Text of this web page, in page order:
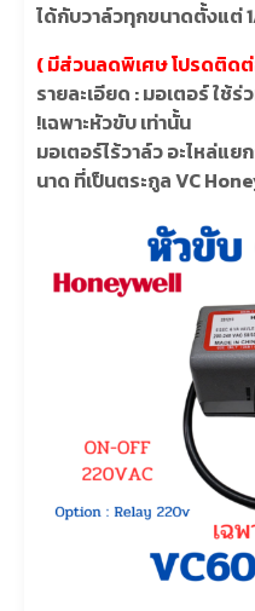
ได้กับวาล์วทุกขนาดตั้งแต่
( มีส่วนลดพิเศษ โปรดติด
รายละเอียด : มอเตอร์ ใช้
!เฉพาะหัวขับ เท่านั้น
มอเตอร์ไร้วาล์ว อะไหล่แ
นาด ที่เป็นตระกูล VC